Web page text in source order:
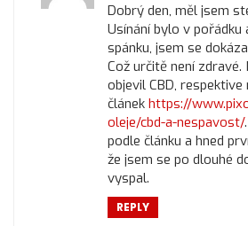
Dobrý den, měl jsem
Usínání bylo v pořádku
spánku, jsem se
Což určitě není
objevil CBD,
článek https://
oleje/cbd-a-nespavost/
podle článku a hned
že jsem se po dlouhé
vyspal.
REPLY